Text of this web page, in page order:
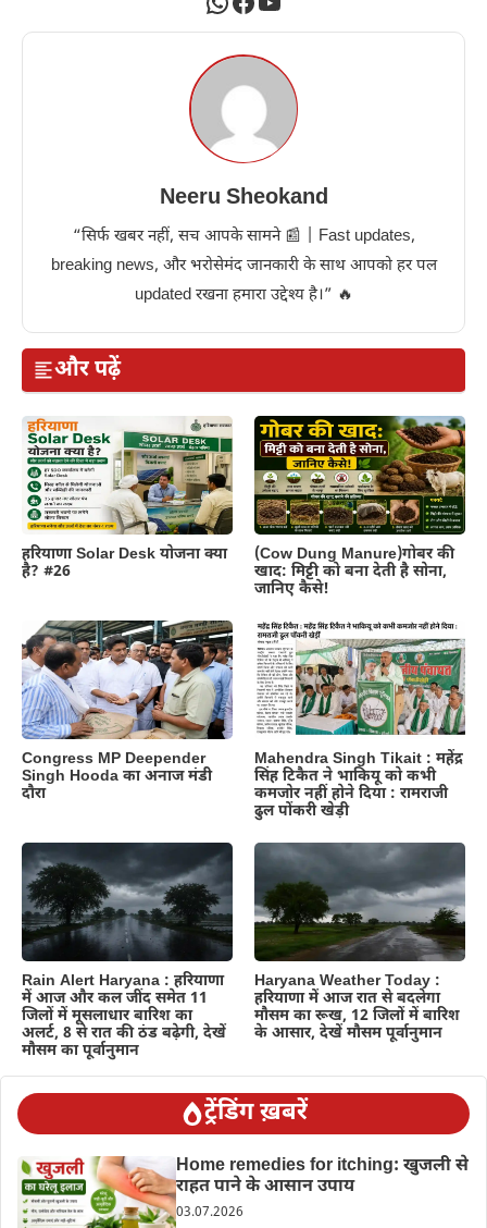
Neeru Sheokand
“सिर्फ खबर नहीं, सच आपके सामने 📰 | Fast updates,
breaking news, और भरोसेमंद जानकारी के साथ आपको हर पल
updated रखना हमारा उद्देश्य है।” 🔥
और पढ़ें
हरियाणा Solar Desk योजना क्या
है? #26
(Cow Dung Manure)गोबर की
खाद: मिट्टी को बना देती है सोना,
जानिए कैसे!
Congress MP Deepender
Singh Hooda का अनाज मंडी
दौरा
Mahendra Singh Tikait : महेंद्र
सिंह टिकैत ने भाकियू को कभी
कमजोर नहीं होने दिया : रामराजी
ढुल पोंकरी खेड़ी
Rain Alert Haryana : हरियाणा
में आज और कल जींद समेत 11
जिलों में मूसलाधार बारिश का
अलर्ट, 8 से रात की ठंड बढ़ेगी, देखें
मौसम का पूर्वानुमान
Haryana Weather Today :
हरियाणा में आज रात से बदलेगा
मौसम का रूख, 12 जिलों में बारिश
के आसार, देखें मौसम पूर्वानुमान
ट्रेंडिंग ख़बरें
Home remedies for itching: खुजली से
राहत पाने के आसान उपाय
03.07.2026